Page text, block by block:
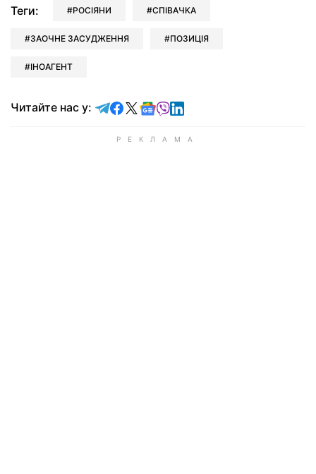
Теги: РОСІЯНИ СПІВАЧКА
ЗАОЧНЕ ЗАСУДЖЕННЯ ПОЗИЦІЯ
ІНОАГЕНТ
Читайте нас у: Читайте у Telegram
Читайте у Facebook
Читайте у X
Читайте у Google news
Читайте у Viber
Читайте у LinkedIn